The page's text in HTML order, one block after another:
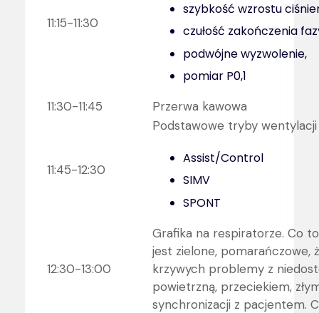
11:15-11:30
szybkość wzrostu
czułość zakończenia
podwójne wyzwolenie,
pomiar P0,1
11:30-11:45 Przerwa kawowa
11:45-12:30
Podstawowe tryby wentylacji
Assist/Control
SIMV
SPONT
12:30-13:00
Grafika na respiratorze. Co
jest zielone, pomarańczowe,
krzywych problemy z
powietrzną, przeciekiem,
synchronizacji z pacjentem.